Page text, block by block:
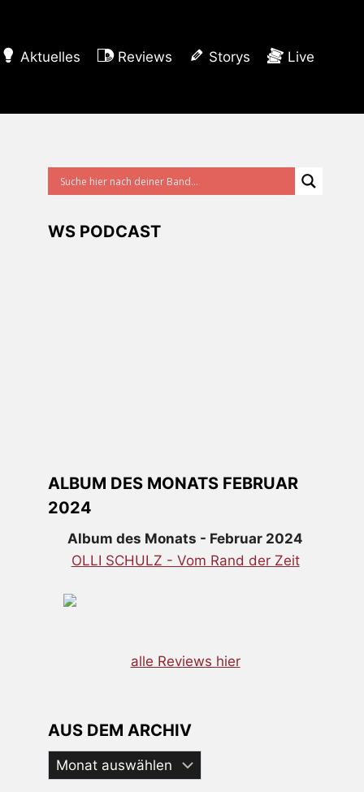
Aktuelles Reviews Storys Live
WS PODCAST
ALBUM DES MONATS FEBRUAR
2024
Album des Monats - Februar 2024
OLLI SCHULZ - Vom Rand der Zeit
alle Reviews hier
AUS DEM ARCHIV
Aus
dem